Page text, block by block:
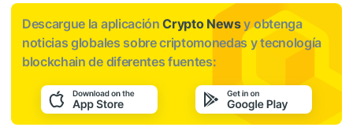
Descargue la aplicaciónCrypto Newsy obtenga
noticias globales sobre criptomonedas y tecnología
blockchain de diferentes fuentes: